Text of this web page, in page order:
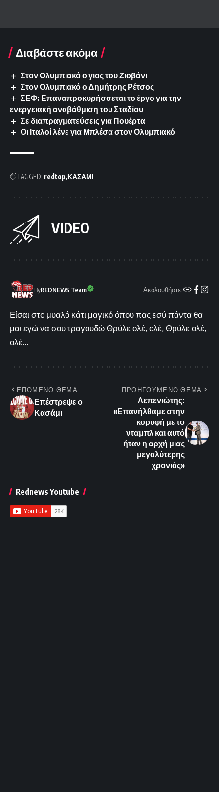
Διαβάστε ακόμα
Στον Ολυμπιακό ο γιος του Ζιοβάνι
Στον Ολυμπιακό ο Δημήτρης Ρέτσος
ΣΕΦ: Επαναπροκυρήσσεται το έργο για την
ενεργειακή αναβάθμιση του Σταδίου
Σε διαπραγματεύσεις για Πουέρτα
Οι Ιταλοί λένε για Μπλέσα στον Ολυμπιακό
TAGGED: redtop ΚΑΣΑΜΙ
VIDEO
ByREDNEWS Team Ακολουθήστε:
Είσαι στο μυαλό κάτι μαγικό όπου πας εσύ πάντα θα
μαι εγώ να σου τραγουδώ Θρύλε ολέ, ολέ, Θρύλε ολέ,
ολέ...
ΕΠΟΜΕΝΟ ΘΕΜΑ
Επέστρεψε ο
Κασάμι
ΠΡΟΗΓΟΥΜΕΝΟ ΘΕΜΑ
Λεπενιώτης:
«Επανήλθαμε στην
κορυφή με το
νταμπλ και αυτό
ήταν η αρχή μιας
μεγαλύτερης
χρονιάς»
Rednews Youtube